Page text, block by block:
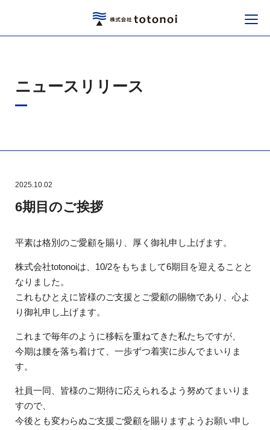
ニュースリリース
2025.10.02
6期目のご挨拶
平素は格別のご愛顧を賜り、厚く御礼申し上げます。
株式会社totonoiは、10/2をもちまして6期目を迎えることと
なりました。
これもひとえに皆様のご支援とご愛顧の賜物であり、心よ
り御礼申し上げます。
これまで毎年のように移転を重ねてきた私たちですが、
今期は腰を落ち着けて、一歩ずつ着実に歩んでまいりま
す。
社員一同、皆様のご期待に応えられるよう努めてまいりま
すので、
今後とも変わらぬご支援ご愛顧を賜りますようお願い申し